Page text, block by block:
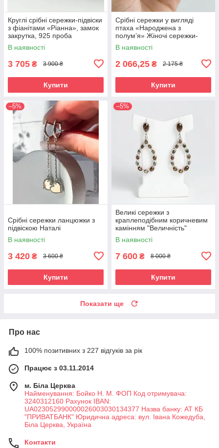
Круглі срібні сережки-підвіски
з фіанітами «Ріанна», замок
закрутка, 925 проба
В наявності
3 705 ₴ 3 900 ₴
Купити
Срібні сережки у вигляді
птаха «Народжена з
полум’я» Жіночі сережки-
фенікс срібні 925 проба
В наявності
2 066,25 ₴ 2 175 ₴
Купити
–5%
Срібні сережки ланцюжки з
підвіскою Наталі
В наявності
3 420 ₴ 3 600 ₴
Купити
–5%
Великі сережки з
краплеподібним коричневим
камінням "Величність"
В наявності
7 600 ₴ 8 000 ₴
Купити
Показати ще
Про нас
100% позитивних з 227 відгуків за рік
Працює з 03.11.2014
м. Біла Церква
Найменування: Бойко Н. М. ФОП Код отримувача:
3240312160 Рахунок IBAN:
UA023052990000026003030134377 Назва банку: АТ КБ
"ПРИВАТБАНК" Юридична адреса: вул. Івана Кожедуба,
Біла Церква, Україна
Контакти